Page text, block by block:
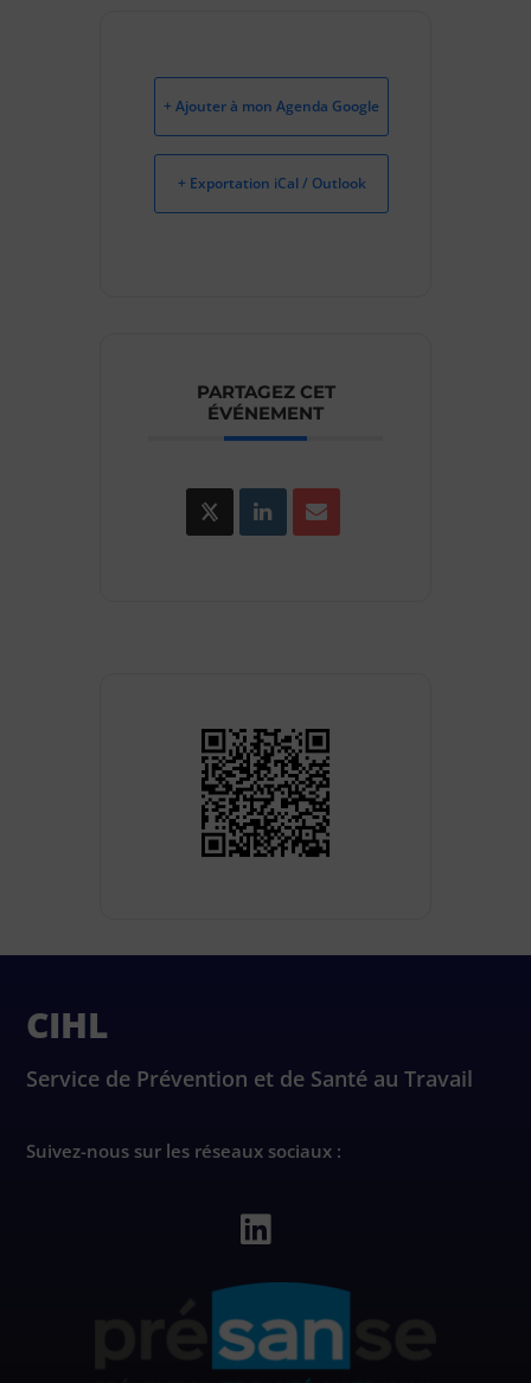
+ Ajouter à mon Agenda Google
+ Exportation iCal / Outlook
PARTAGEZ CET
ÉVÉNEMENT
CIHL
Service de Prévention et de Santé au Travail
Suivez-nous sur les réseaux sociaux :